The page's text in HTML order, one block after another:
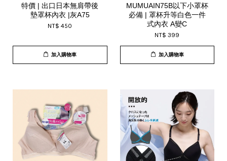
特價 | 出口日本無肩帶後
墊罩杯內衣 |灰A75
NT$ 450
加入購物車
MUMUAIN75B以下小罩杯
必備 | 罩杯升等白色一件
式內衣 A變C
NT$ 399
加入購物車